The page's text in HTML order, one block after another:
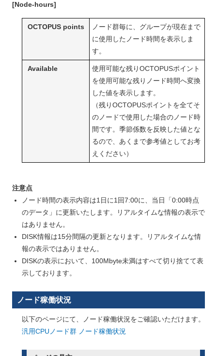
[Node-hours]
OCTOPUS points
ノード群毎に、グループが現在まで
に使用したノード時間を表示しま
す。
Available
使用可能な残りOCTOPUSポイント
を使用可能な残りノード時間へ変換
した値を表示します。
（残りOCTOPUSポイントを全てそ
のノードで使用した場合のノード時
間です。季節係数を反映した値とな
るので、あくまで参考値としてお考
えください）
注意点
ノード時間の表示内容は1日に1回7:00に、当日「0:00時点
のデータ」に更新いたします。リアルタイムな情報の表示で
はありません。
DISK情報は15分間隔の更新となります。リアルタイムな情
報の表示ではありません。
DISKの表示において、100Mbyte未満はすべて切り捨てて表
示しております。
ノード稼働状況
以下のページにて、ノード稼働状況をご確認いただけます。
汎用CPUノード群 ノード稼働状況